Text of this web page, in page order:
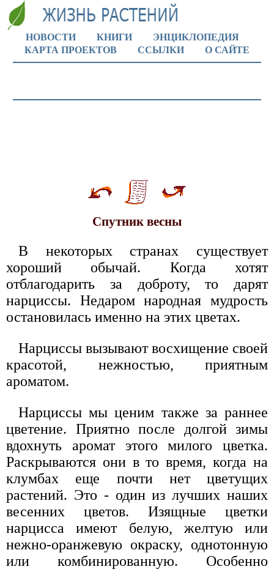
НОВОСТИ КНИГИ
ЭНЦИКЛОПЕДИЯ
КАРТА ПРОЕКТОВ
ССЫЛКИ О САЙТЕ
Спутник весны
В некоторых странах существует
хороший обычай. Когда хотят
отблагодарить за доброту, то дарят
нарциссы. Недаром народная мудрость
остановилась именно на этих цветах.
Нарциссы вызывают восхищение своей
красотой, нежностью, приятным
ароматом.
Нарциссы мы ценим также за раннее
цветение. Приятно после долгой зимы
вдохнуть аромат этого милого цветка.
Раскрываются они в то время, когда на
клумбах еще почти нет цветущих
растений. Это - один из лучших наших
весенних цветов. Изящные цветки
нарцисса имеют белую, желтую или
нежно-оранжевую окраску, однотонную
или комбинированную. Особенно